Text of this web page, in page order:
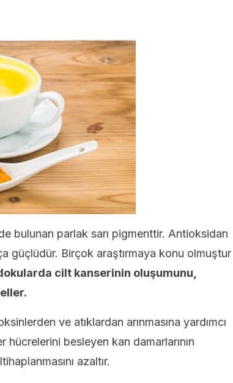
bulunan parlak sarı pigmenttir. Antioksidan
güçlüdür. Birçok araştırmaya konu olmuştur
cilt kanserinin oluşumunu,
ve atıklardan arınmasına yardımcı
besleyen kan damarlarının
azaltır.